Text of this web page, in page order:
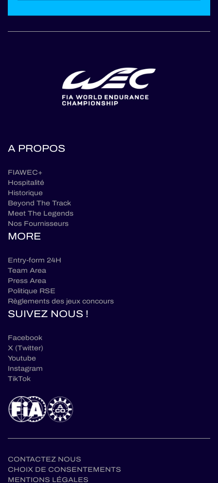
A PROPOS
FIAWEC+
Hospitalité
Historique
Beyond The Track
Meet The Legends
Nos Fournisseurs
MORE
Entry-form 24H
Team Area
Press Area
Politique RSE
Règlements des jeux concours
SUIVEZ NOUS !
Facebook
X (Twitter)
Youtube
Instagram
TikTok
CONTACTEZ NOUS
CHOIX DE CONSENTEMENTS
MENTIONS LÉGALES